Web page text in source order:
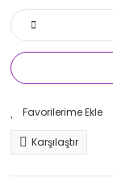
Karşılaştır